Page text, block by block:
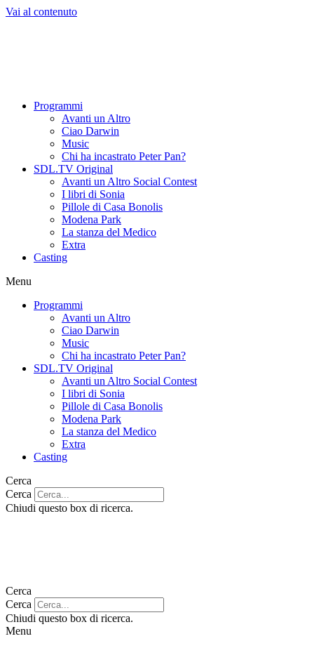
Vai al contenuto
Programmi
Avanti un Altro
Ciao Darwin
Music
Chi ha incastrato Peter Pan?
SDL.TV Original
Avanti un Altro Social Contest
I libri di Sonia
Pillole di Casa Bonolis
Modena Park
La stanza del Medico
Extra
Casting
Menu
Programmi
Avanti un Altro
Ciao Darwin
Music
Chi ha incastrato Peter Pan?
SDL.TV Original
Avanti un Altro Social Contest
I libri di Sonia
Pillole di Casa Bonolis
Modena Park
La stanza del Medico
Extra
Casting
Cerca
Cerca
Chiudi questo box di ricerca.
Cerca
Cerca
Chiudi questo box di ricerca.
Menu